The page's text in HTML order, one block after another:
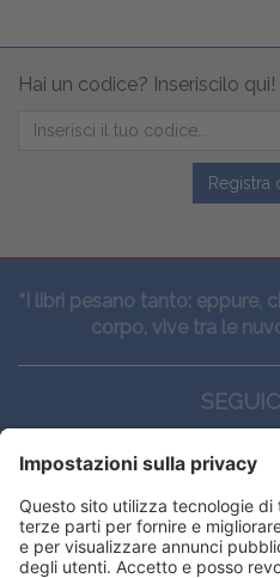
Hai un codice? Inseriscilo qui!
Registra
“I libri pesano tanto: eppure,
corpo, vive tra le